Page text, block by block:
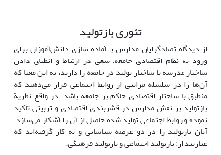
تئوری بازتولید
از دیدگاه تضادگرایان مدارس با آماده سازی دانش‌آموزان برای
ورود به نظام اقتصادی جامعه، سعی در ارتباط و انطباق دادن
ساختار مدرسه با ساختار تولید در جامعه را دارند، به این معنا که
آن‌ها را در سلسله مراتبی از روابط اجتماعی قرار می‌دهند که
منطبق با ساختار اقتصادی حاکم بر جامعه باشد. در واقع نظریة
بازتولید بر نقش مدارس در قشربندی اقتصادی و تربیتی تأکید
نموده و روابط اجتماعی تولید شده حاصل از آن را آشکار می‌سازد.
آنان بازتولید را در دو عرصه شناسایی و به کار گرفته‌اند که
عبارتند از: بازتولید اجتماعی و بازتولید فرهنگی.